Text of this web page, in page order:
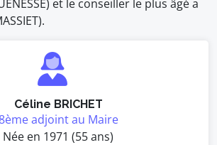
et le conseiller le plus âgé a
Céline BRICHET
adjoint au Maire
Née en 1971 (55 ans)